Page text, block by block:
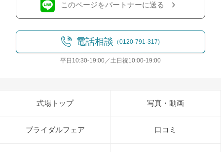
このページをパートナーに送る
電話相談 （0120-791-317)
平日10:30-19:00／土日祝10:00-19:00
式場トップ 写真・動画
ブライダルフェア 口コミ